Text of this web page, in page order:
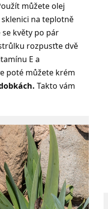
můžete olej
na teplotně
květy po pár
rozpusťte dvě
E a
poté můžete krém
Takto vám